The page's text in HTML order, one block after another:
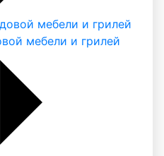
мебели и грилей